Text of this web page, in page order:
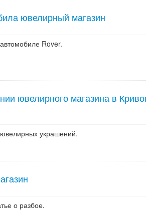
ювелирный магазин
Rover.
ювелирного магазина в
украшений.
о разбое.